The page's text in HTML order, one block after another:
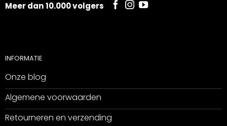
Meer dan 10.000 volgers
INFORMATIE
Onze blog
Algemene voorwaarden
Retourneren en verzending